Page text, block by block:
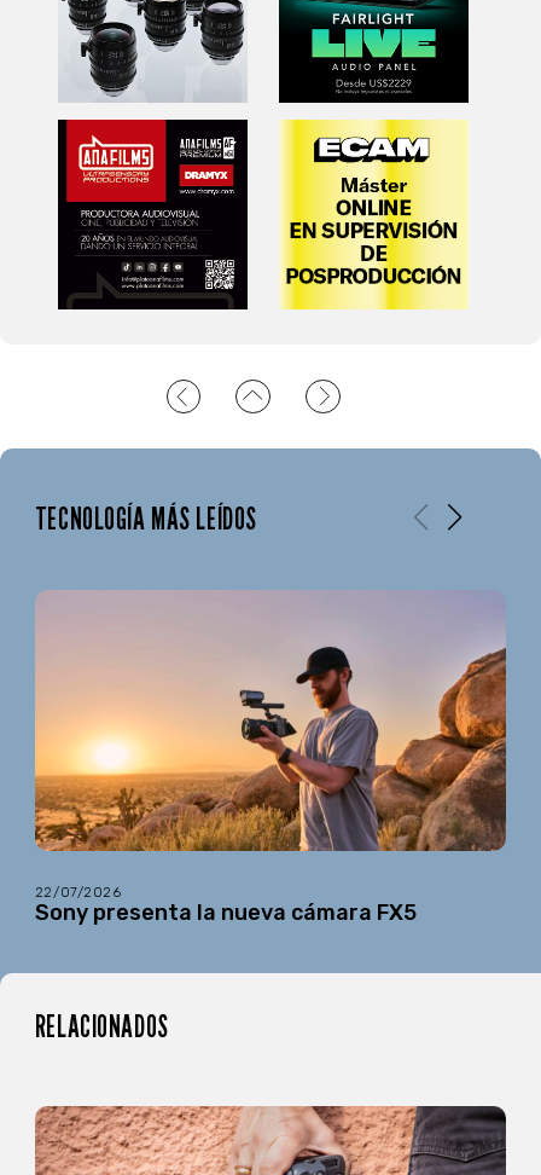
TECNOLOGÍA MÁS LEÍDOS
22/07/2026
Sony presenta la nueva cámara FX5
RELACIONADOS